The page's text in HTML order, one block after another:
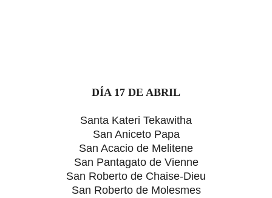
DÍA 17 DE ABRIL
Santa Kateri Tekawitha
San Aniceto Papa
San Acacio de Melitene
San Pantagato de Vienne
San Roberto de Chaise-Dieu
San Roberto de Molesmes